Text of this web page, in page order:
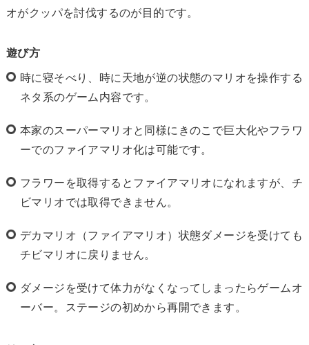
オがクッパを討伐するのが目的です。
遊び方
時に寝そべり、時に天地が逆の状態のマリオを操作する
ネタ系のゲーム内容です。
本家のスーパーマリオと同様にきのこで巨大化やフラワ
ーでのファイアマリオ化は可能です。
フラワーを取得するとファイアマリオになれますが、チ
ビマリオでは取得できません。
デカマリオ（ファイアマリオ）状態ダメージを受けても
チビマリオに戻りません。
ダメージを受けて体力がなくなってしまったらゲームオ
ーバー。ステージの初めから再開できます。